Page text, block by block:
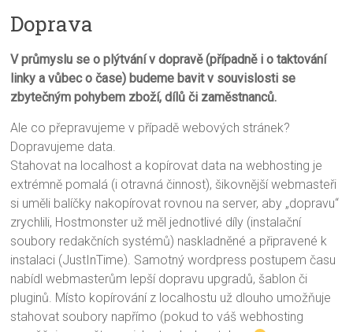
Doprava
V průmyslu se o plýtvání v dopravě (případně i o taktování
linky a vůbec o čase) budeme bavit v souvislosti se
zbytečným pohybem zboží, dílů či zaměstnanců.
Ale co přepravujeme v případě webových stránek?
Dopravujeme data.
Stahovat na localhost a kopírovat data na webhosting je
extrémně pomalá (i otravná činnost), šikovnější webmasteři
si uměli balíčky nakopírovat rovnou na server, aby „dopravu“
zrychlili, Hostmonster už měl jednotlivé díly (instalační
soubory redakčních systémů) naskladněné a připravené k
instalaci (JustInTime). Samotný wordpress postupem času
nabídl webmasterům lepší dopravu upgradů, šablon či
pluginů. Místo kopírování z localhostu už dlouho umožňuje
stahovat soubory napřímo (pokud to váš webhosting